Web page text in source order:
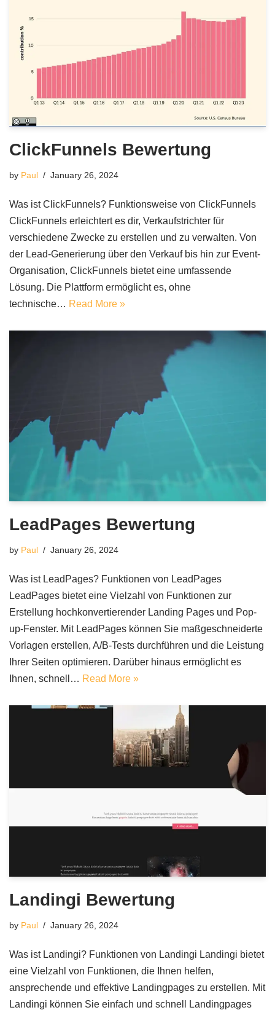
ClickFunnels Bewertung
by Paul January 26, 2024
Was ist ClickFunnels? Funktionsweise von ClickFunnels
ClickFunnels erleichtert es dir, Verkaufstrichter für
verschiedene Zwecke zu erstellen und zu verwalten. Von
der Lead-Generierung über den Verkauf bis hin zur Event-
Organisation, ClickFunnels bietet eine umfassende
Lösung. Die Plattform ermöglicht es, ohne
technische… Read More »
LeadPages Bewertung
by Paul January 26, 2024
Was ist LeadPages? Funktionen von LeadPages
LeadPages bietet eine Vielzahl von Funktionen zur
Erstellung hochkonvertierender Landing Pages und Pop-
up-Fenster. Mit LeadPages können Sie maßgeschneiderte
Vorlagen erstellen, A/B-Tests durchführen und die Leistung
Ihrer Seiten optimieren. Darüber hinaus ermöglicht es
Ihnen, schnell… Read More »
Landingi Bewertung
by Paul January 26, 2024
Was ist Landingi? Funktionen von Landingi Landingi bietet
eine Vielzahl von Funktionen, die Ihnen helfen,
ansprechende und effektive Landingpages zu erstellen. Mit
Landingi können Sie einfach und schnell Landingpages